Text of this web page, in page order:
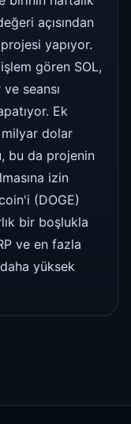
açısından
yapıyor.
gören SOL,
seansı
Ek
milyar dolar
bu da projenin
izin
(DOGE)
bir boşlukla
ve en fazla
yüksek